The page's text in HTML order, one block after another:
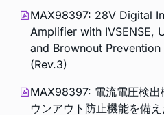
MAX98397: 28V Digital
Amplifier with IVSENSE,
and Brownout Prevention
(Rev.3)
MAX98397: 電流電圧検出
ウンアウト防止機能を備